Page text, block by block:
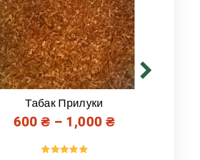
Табак Прилуки
600₴ – 1,000 ₴